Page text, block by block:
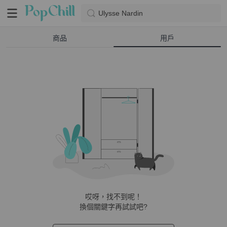
Ulysse Nardin
商品 用戶
哎呀，找不到呢！
換個關鍵字再試試吧?